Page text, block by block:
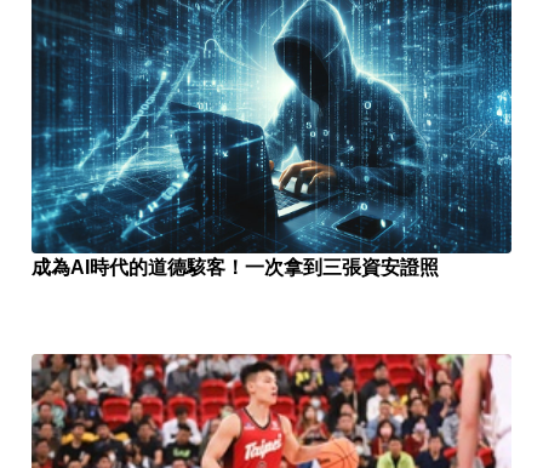
成為AI時代的道德駭客！一次拿到三張資安證照